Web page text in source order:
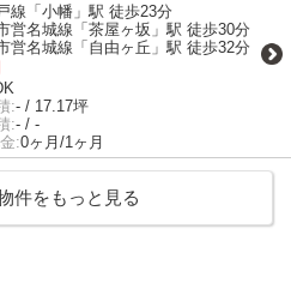
線「小幡」駅 徒歩23分
営名城線「茶屋ヶ坂」駅 徒歩30分
営名城線「自由ヶ丘」駅 徒歩32分
:- / 17.17坪
:- / -
:0ヶ月/1ヶ月
件をもっと見る